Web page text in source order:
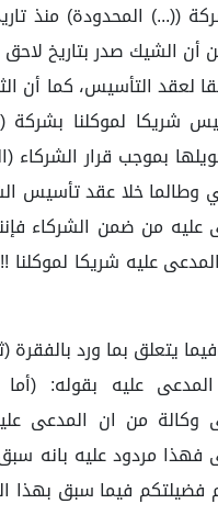
أن الشيك صدر بتاريخ لاحق
لعقد التأسيس، كما أن
شريكا لموكلنا بشركة
بموجب قرار الشركاء
وطالما خلا عقد تأسيس
عليه من ضمن الشركاء
عليه شريكا لموكلنا
يتعلق بما ورد بالفقرة
عليه بقوله:
وكالة من ان المدعى
فهذا مردود عليه بانه
فضيلتكم فيما سبق بهذا